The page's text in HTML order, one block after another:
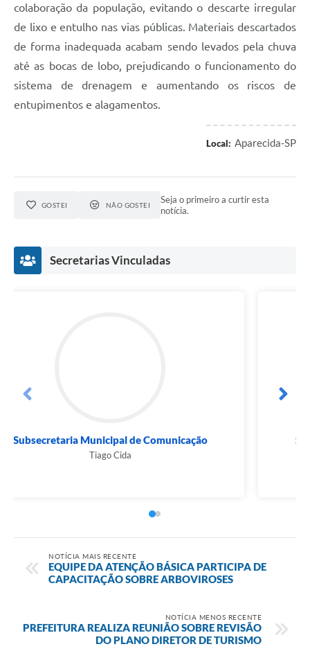
colaboração da população, evitando o descarte irregular
de lixo e entulho nas vias públicas. Materiais descartados
de forma inadequada acabam sendo levados pela chuva
até as bocas de lobo, prejudicando o funcionamento do
sistema de drenagem e aumentando os riscos de
entupimentos e alagamentos.
Local: Aparecida-SP
GOSTEI NÃO GOSTEI
Seja o primeiro a curtir esta
notícia.
Secretarias Vinculadas
Subsecretaria Municipal de Comunicação
NOTÍCIA MAIS RECENTE
EQUIPE DA ATENÇÃO BÁSICA PARTICIPA DE
CAPACITAÇÃO SOBRE ARBOVIROSES
NOTÍCIA MENOS RECENTE
PREFEITURA REALIZA REUNIÃO SOBRE REVISÃO
DO PLANO DIRETOR DE TURISMO